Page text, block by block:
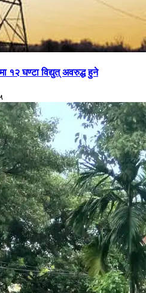
१२ घण्टा विद्युत् अवरुद्ध हुने